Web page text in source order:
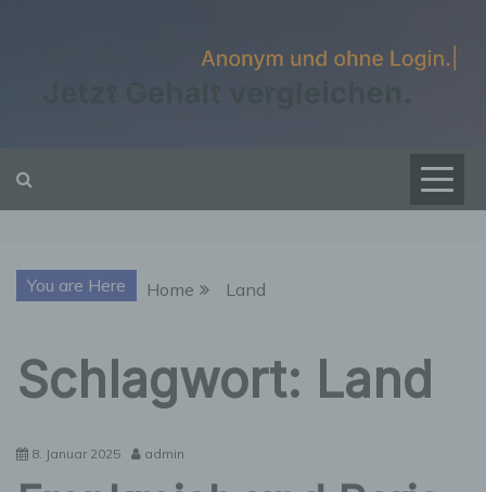
You are Here Home Land
Schlagwort: Land
8. Januar 2025 admin